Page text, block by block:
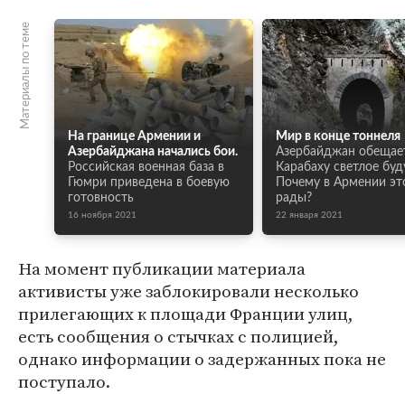
Материалы по теме
На границе Армении и
Азербайджана начались бои.
Российская военная база в
Гюмри приведена в боевую
готовность
16 ноября 2021
Мир в конце тоннеля
Азербайджан
Карабаху светлое
Почему в Армении
рады?
22 января 2021
На момент публикации материала
активисты уже заблокировали несколько
прилегающих к площади Франции улиц,
есть сообщения о стычках с полицией,
однако информации о задержанных пока не
поступало.